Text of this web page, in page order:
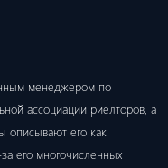
менеджером по
ассоциации риелторов, а
описывают его как
его многочисленных